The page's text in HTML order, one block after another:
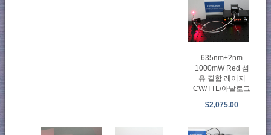
635nm±2nm
1000mW Red 섬
유 결합 레이저
CW/TTL/아날로그
$2,075.00